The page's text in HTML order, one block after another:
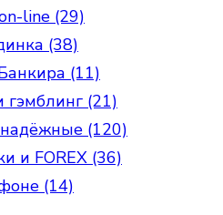
line (29)
(38)
(11)
гэмблинг (21)
(120)
и FOREX (36)
(14)